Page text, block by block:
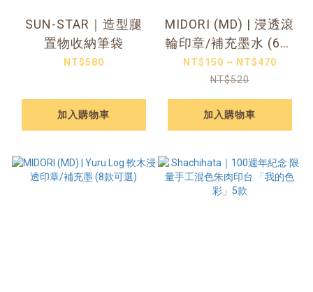
SUN-STAR｜造型腿
置物收納筆袋
NT$580
加入購物車
MIDORI (MD) | 浸透滾
輪印章/補充墨水 (6款
可選)
NT$150 ~ NT$470
NT$520
加入購物車